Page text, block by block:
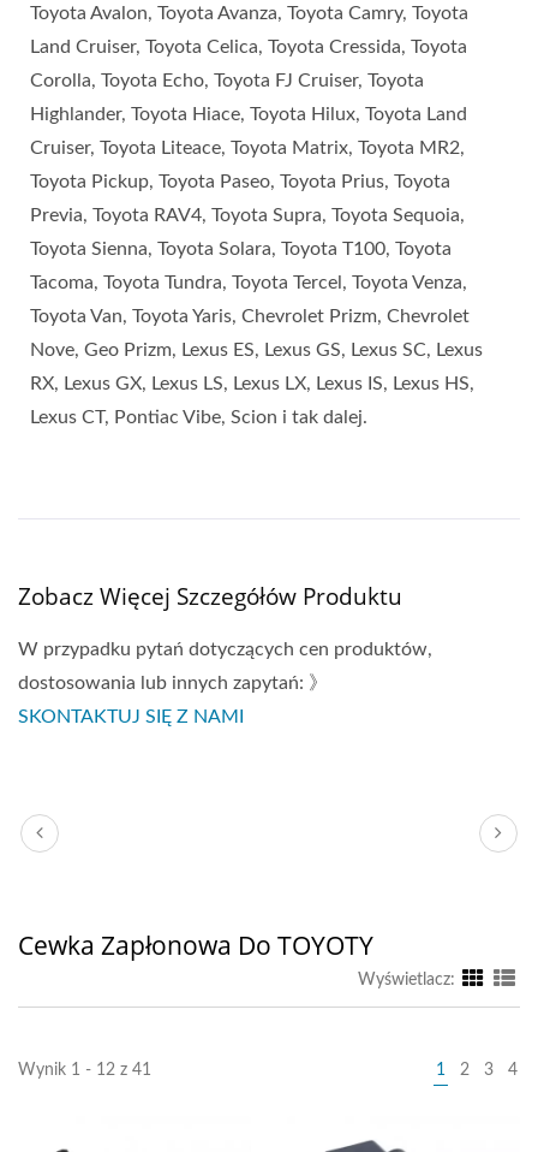
Toyota Avalon, Toyota Avanza, Toyota Camry, Toyota
Land Cruiser, Toyota Celica, Toyota Cressida, Toyota
Corolla, Toyota Echo, Toyota FJ Cruiser, Toyota
Highlander, Toyota Hiace, Toyota Hilux, Toyota Land
Cruiser, Toyota Liteace, Toyota Matrix, Toyota MR2,
Toyota Pickup, Toyota Paseo, Toyota Prius, Toyota
Previa, Toyota RAV4, Toyota Supra, Toyota Sequoia,
Toyota Sienna, Toyota Solara, Toyota T100, Toyota
Tacoma, Toyota Tundra, Toyota Tercel, Toyota Venza,
Toyota Van, Toyota Yaris, Chevrolet Prizm, Chevrolet
Nove, Geo Prizm, Lexus ES, Lexus GS, Lexus SC, Lexus
RX, Lexus GX, Lexus LS, Lexus LX, Lexus IS, Lexus HS,
Lexus CT, Pontiac Vibe, Scion i tak dalej.
Zobacz Więcej Szczegółów Produktu
W przypadku pytań dotyczących cen produktów,
dostosowania lub innych zapytań: 》
SKONTAKTUJ SIĘ Z NAMI
Cewka Zapłonowa Do TOYOTY
Wyświetlacz:
Wynik 1 - 12 z 41 1 2 3 4